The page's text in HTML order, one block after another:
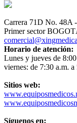
Carrera 71D No. 48A
Primer sector
Horario de atención:
Lunes y jueves de
viernes: de 7:30 a.m.
Sitios web:
Síguenos en: